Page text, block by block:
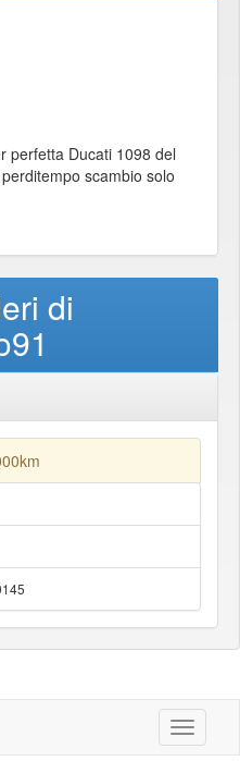
perfetta Ducati 1098 del
scambio solo
di
Toggle